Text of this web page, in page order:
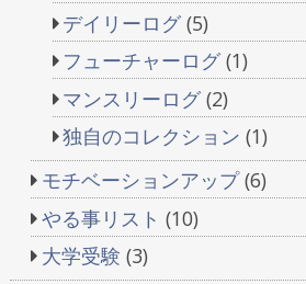
デイリーログ(5)
フューチャーログ(1)
マンスリーログ(2)
独自のコレクション (1)
モチベーションアップ(6)
やる事リスト (10)
大学受験 (3)